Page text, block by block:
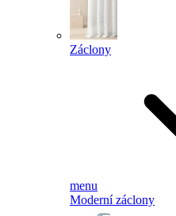
Záclony
menu
Moderní záclony